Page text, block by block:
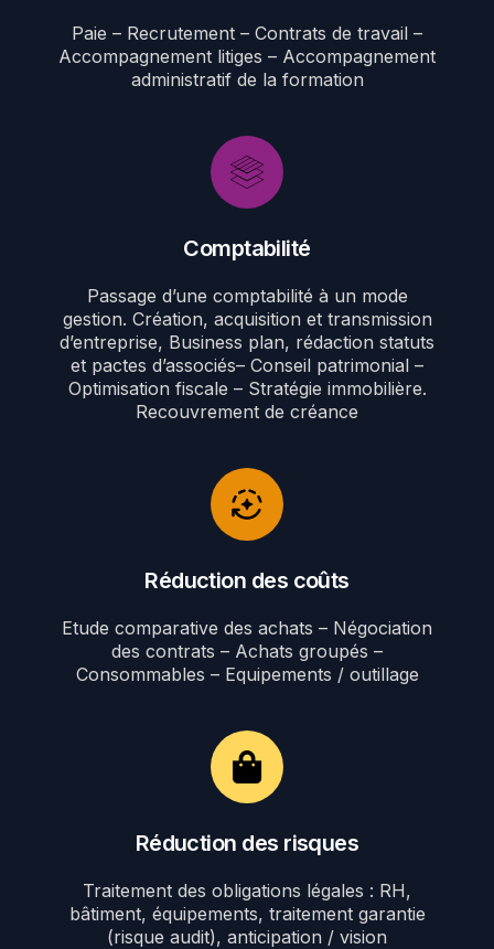
Paie – Recrutement – Contrats de travail –
Accompagnement litiges – Accompagnement
administratif de la formation
Comptabilité
Passage d’une comptabilité à un mode
gestion. Création, acquisition et transmission
d’entreprise, Business plan, rédaction statuts
et pactes d’associés– Conseil patrimonial –
Optimisation fiscale – Stratégie immobilière.
Recouvrement de créance
Réduction des coûts
Etude comparative des achats – Négociation
des contrats – Achats groupés –
Consommables – Equipements / outillage
Réduction des risques
Traitement des obligations légales : RH,
bâtiment, équipements, traitement garantie
(risque audit), anticipation / vision